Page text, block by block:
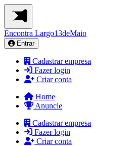
Encontra Largo13deMaio
Entrar
Cadastrar empresa
Fazer login
Criar conta
Home
Anuncie
Cadastrar empresa
Fazer login
Criar conta